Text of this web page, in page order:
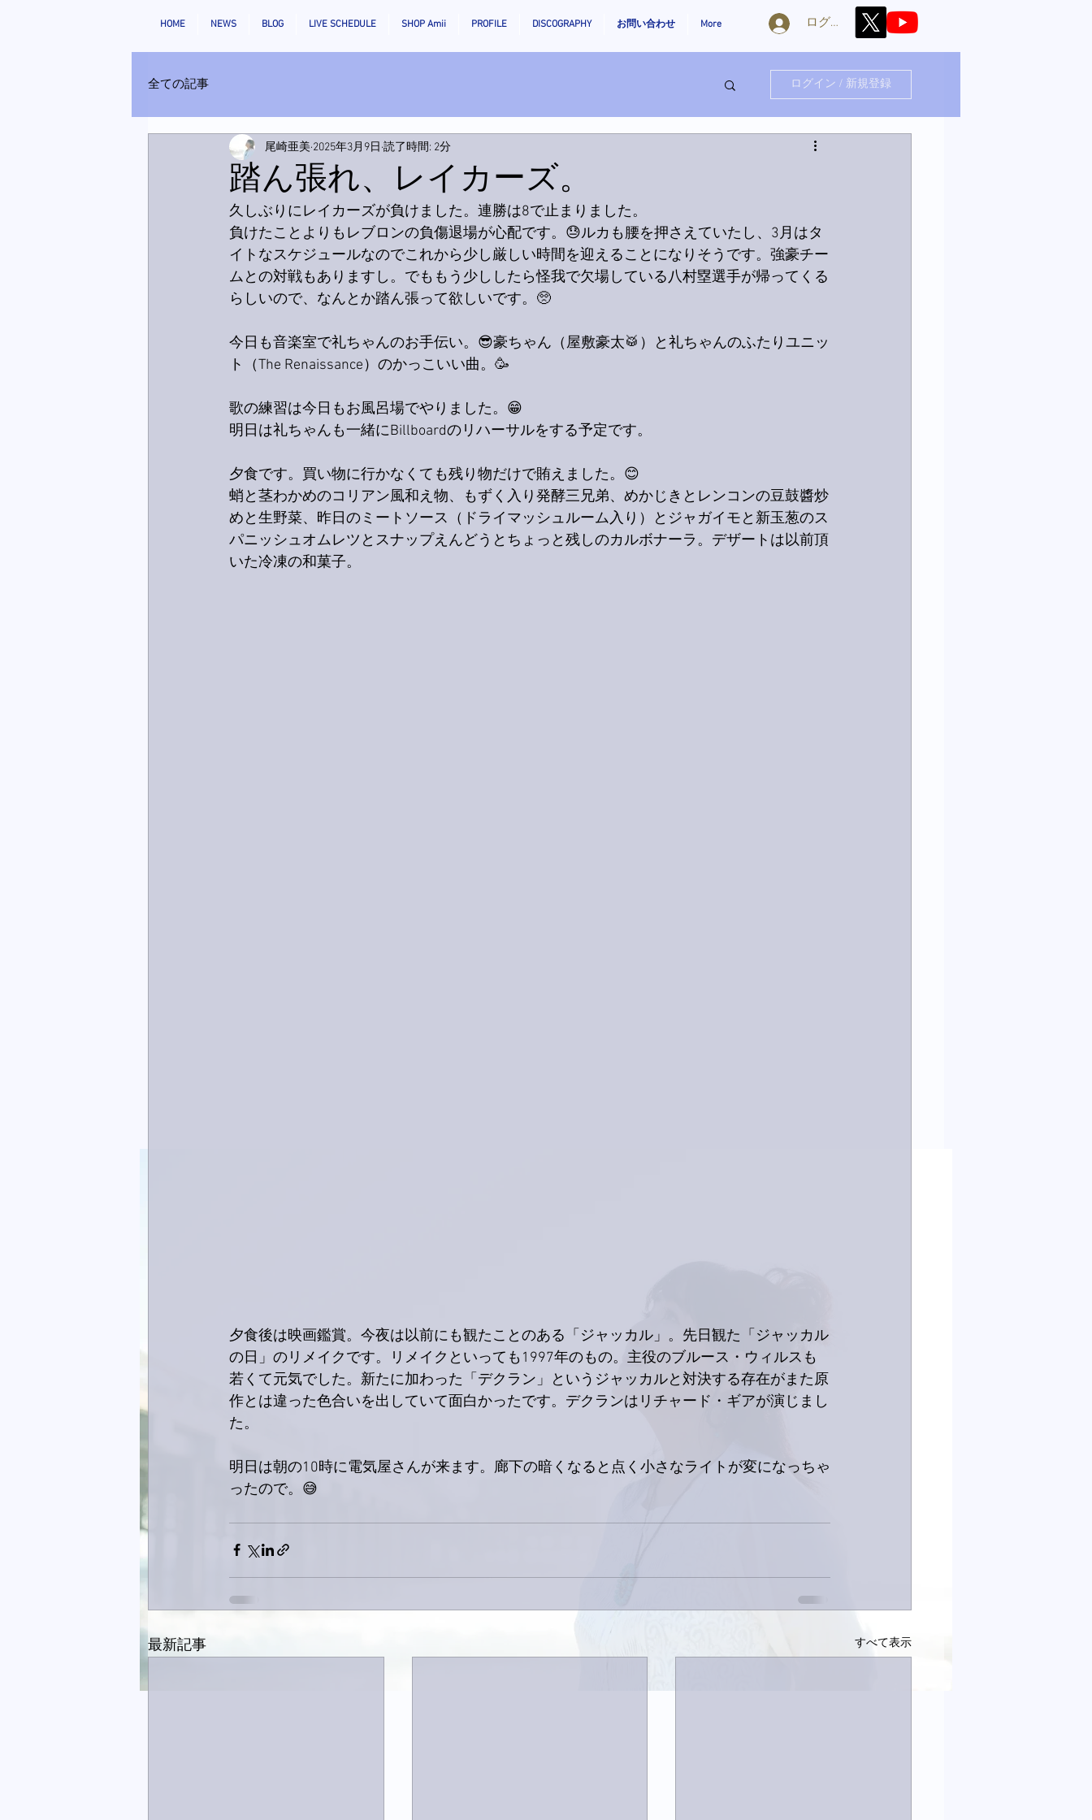
HOME NEWS BLOG LIVE SCHEDULE SHOP Amii PROFILE DISCOGRAPHY お問い合わせ More ログイン
全ての記事 ログイン / 新規登録
踏ん張れ、レイカーズ。
尾崎亜美 2025年3月9日 読了時間: 2分
久しぶりにレイカーズが負けました。連勝は8で止まりました。
負けたことよりもレブロンの負傷退場が心配です。😓ルカも腰を押さえていたし、3月はタ
イトなスケジュールなのでこれから少し厳しい時間を迎えることになりそうです。強豪チー
ムとの対戦もありますし。でももう少ししたら怪我で欠場している八村塁選手が帰ってくる
らしいので、なんとか踏ん張って欲しいです。🥺
今日も音楽室で礼ちゃんのお手伝い。😎豪ちゃん（屋敷豪太🥁）と礼ちゃんのふたりユニッ
ト（The Renaissance）のかっこいい曲。🥳
歌の練習は今日もお風呂場でやりました。😁
明日は礼ちゃんも一緒にBillboardのリハーサルをする予定です。
夕食です。買い物に行かなくても残り物だけで賄えました。😊
蛸と茎わかめのコリアン風和え物、もずく入り発酵三兄弟、めかじきとレンコンの豆鼓醬炒
めと生野菜、昨日のミートソース（ドライマッシュルーム入り）とジャガイモと新玉葱のス
パニッシュオムレツとスナップえんどうとちょっと残しのカルボナーラ。デザートは以前頂
いた冷凍の和菓子。
夕食後は映画鑑賞。今夜は以前にも観たことのある「ジャッカル」。先日観た「ジャッカル
の日」のリメイクです。リメイクといっても1997年のもの。主役のブルース・ウィルスも
若くて元気でした。新たに加わった「デクラン」というジャッカルと対決する存在がまた原
作とは違った色合いを出していて面白かったです。デクランはリチャード・ギアが演じまし
た。
明日は朝の10時に電気屋さんが来ます。廊下の暗くなると点く小さなライトが変になっちゃ
ったので。😅
最新記事 すべて表示